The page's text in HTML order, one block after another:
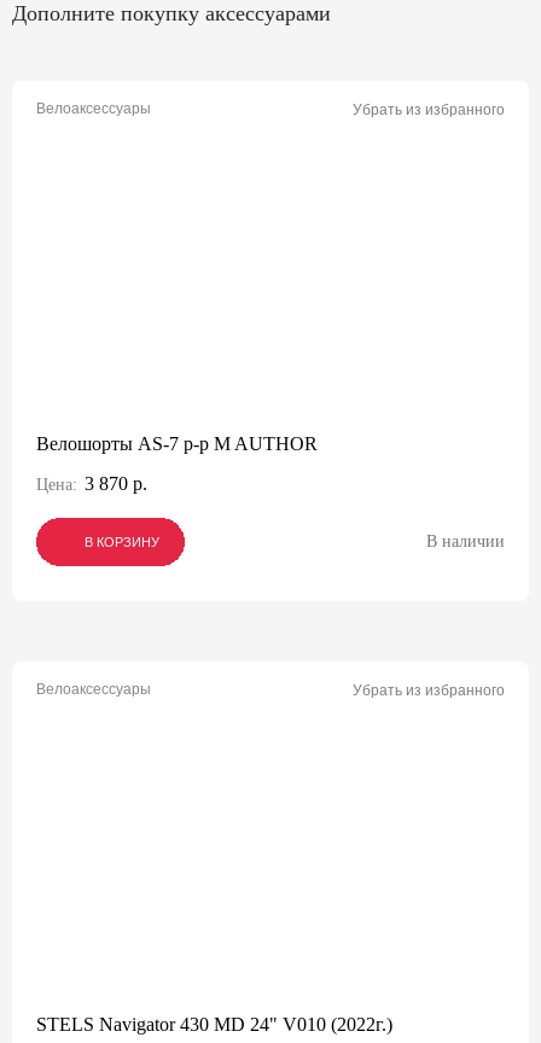
Дополните покупку аксессуарами
Велоаксессуары Убрать из избранного
Велошорты AS-7 р-р M AUTHOR
Цена: 3 870 р.
В КОРЗИНУ
В КОРЗИНУ
В КОРЗИНУ В наличии
Велоаксессуары Убрать из избранного
STELS Navigator 430 MD 24" V010 (2022г.)